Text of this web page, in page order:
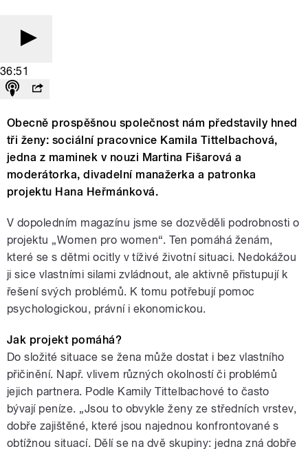
36:51
Obecně prospěšnou společnost nám představily hned
tři ženy: sociální pracovnice Kamila Tittelbachová,
jedna z maminek v nouzi Martina Fišarová a
moderátorka, divadelní manažerka a patronka
projektu Hana Heřmánková.
V dopoledním magazínu jsme se dozvěděli podrobnosti o
projektu „Women pro women“. Ten pomáhá ženám,
které se s dětmi ocitly v tíživé životní situaci. Nedokážou
ji sice vlastními silami zvládnout, ale aktivně přistupují k
řešení svých problémů. K tomu potřebují pomoc
psychologickou, právní i ekonomickou.
Jak projekt pomáhá?
Do složité situace se žena může dostat i bez vlastního
přičinění. Např. vlivem různých okolností či problémů
jejich partnera. Podle Kamily Tittelbachové to často
bývají peníze. „Jsou to obvykle ženy ze středních vrstev,
dobře zajištěné, které jsou najednou konfrontované s
obtížnou situací. Dělí se na dvě skupiny: jedna zná dobře